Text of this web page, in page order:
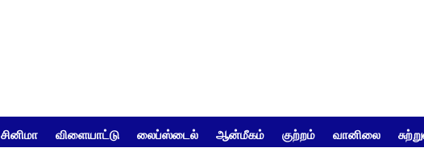
சினிமா விளையாட்டு லைப்ஸ்டைல் ஆன்மீகம் குற்றம் வானிலை